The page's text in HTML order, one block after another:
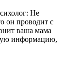
Не
он проводит с
ваша мама
информацию,